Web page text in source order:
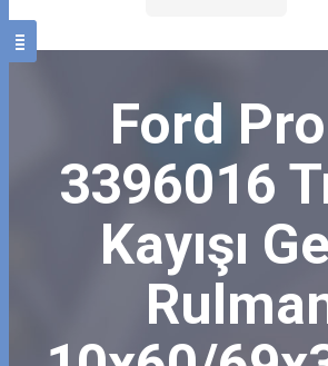
Ford
3396016
Kayışı